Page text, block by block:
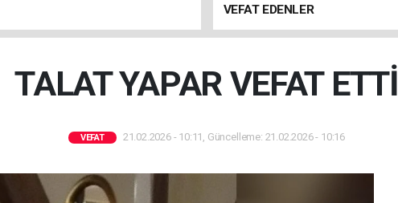
VEFAT EDENLER
TALAT YAPAR VEFAT ETTİ
VEFAT 21.02.2026 - 10:11, Güncelleme: 21.02.2026 - 10:16